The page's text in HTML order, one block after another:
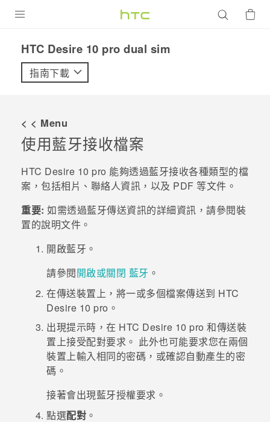
VIVE
配件
優惠專區
焦點訊息
銷售門市
VIVELAND
HTC Desire 10 pro dual sim‎
指南下載
< < Menu
使用藍牙接收檔案
HTC Desire 10 pro 能夠透過藍牙接收各種類型的檔
案，包括相片、聯絡人資訊，以及 PDF 等文件。
重要: 如需透過藍牙傳送資訊的詳細資訊，請參閱裝
置的說明文件。
開啟藍牙 。
請參閱開啟或關閉 藍牙 。
在傳送裝置上，將一或多個檔案傳送到 HTC
Desire 10 pro 。
出現提示時，在 HTC Desire 10 pro 和傳送裝
置上接受配對要求。 此外也可能要求您在兩個
裝置上輸入相同的密碼，或確認自動產生的密
碼。
接著會出現藍牙授權要求。
點選配對 。